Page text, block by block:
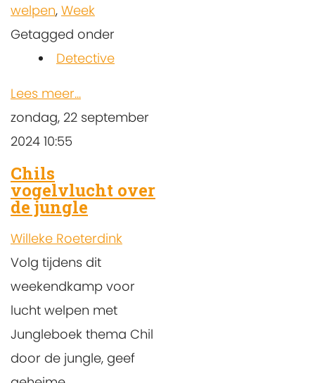
welpen, Week
Getagged onder
Detective
Lees meer...
zondag, 22 september
2024 10:55
Chils
vogelvlucht over
de jungle
Willeke Roeterdink
Volg tijdens dit
weekendkamp voor
lucht welpen met
Jungleboek thema Chil
door de jungle, geef